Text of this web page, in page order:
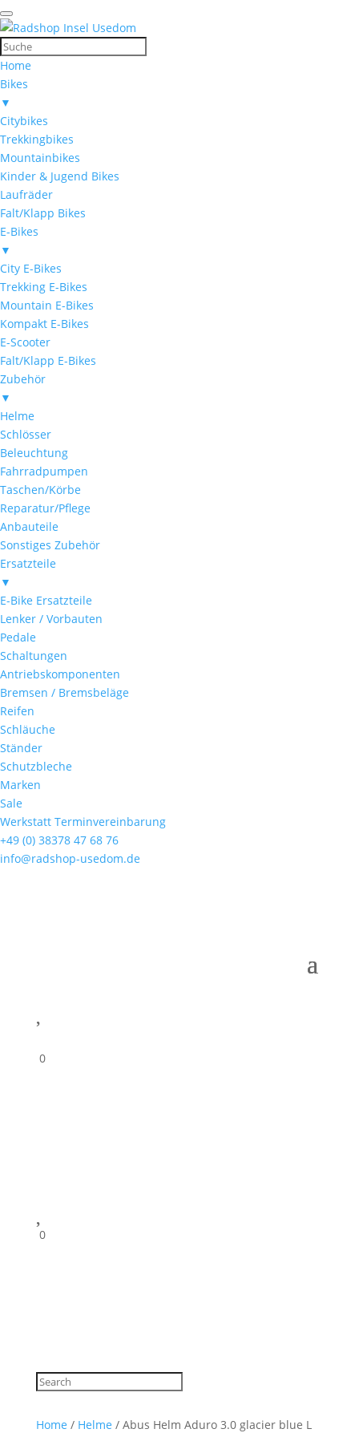
Home
Bikes
▼
Citybikes
Trekkingbikes
Mountainbikes
Kinder & Jugend Bikes
Laufräder
Falt/Klapp Bikes
E-Bikes
▼
City E-Bikes
Trekking E-Bikes
Mountain E-Bikes
Kompakt E-Bikes
E-Scooter
Falt/Klapp E-Bikes
Zubehör
▼
Helme
Schlösser
Beleuchtung
Fahrradpumpen
Taschen/Körbe
Reparatur/Pflege
Anbauteile
Sonstiges Zubehör
Ersatzteile
▼
E-Bike Ersatzteile
Lenker / Vorbauten
Pedale
Schaltungen
Antriebskomponenten
Bremsen / Bremsbeläge
Reifen
Schläuche
Ständer
Schutzbleche
Marken
Sale
Werkstatt Terminvereinbarung
+49 (0) 38378 47 68 76
info@radshop-usedom.de
0
0
Home / Helme / Abus Helm Aduro 3.0 glacier blue L